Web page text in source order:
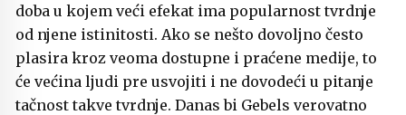
doba u kojem veći efekat ima popularnost tvrdnje
od njene istinitosti. Ako se nešto dovoljno često
plasira kroz veoma dostupne i praćene medije, to
će većina ljudi pre usvojiti i ne dovodeći u pitanje
tačnost takve tvrdnje. Danas bi Gebels verovatno